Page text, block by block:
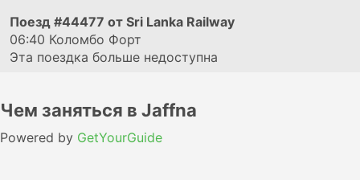
Поезд #44477 от Sri Lanka Railway
06:40 Коломбо Форт
Эта поездка больше недоступна
Чем заняться в Jaffna
Powered by GetYourGuide